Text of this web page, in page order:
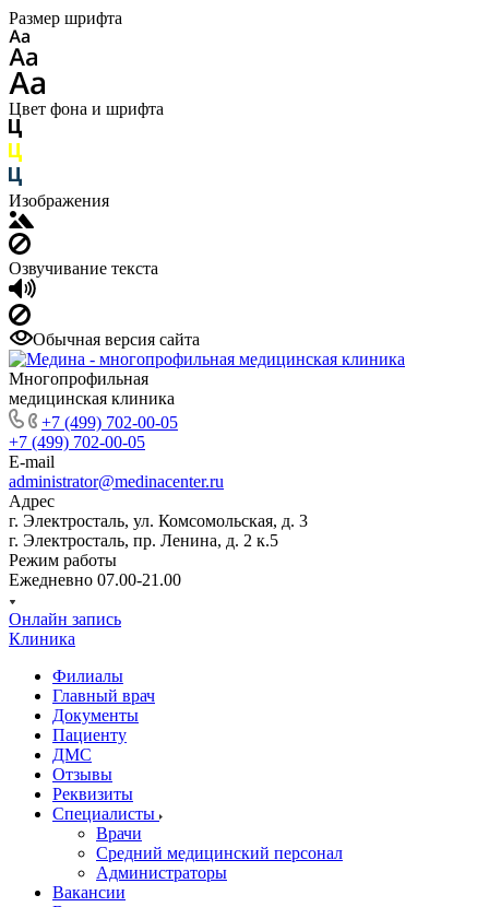
Размер шрифта
Цвет фона и шрифта
Изображения
Озвучивание текста
Обычная версия сайта
Многопрофильная
медицинская клиника
+7 (499) 702-00-05
+7 (499) 702-00-05
E-mail
administrator@medinacenter.ru
Адрес
г. Электросталь, ул. Комсомольская, д. 3
г. Электросталь, пр. Ленина, д. 2 к.5
Режим работы
Ежедневно 07.00-21.00
Онлайн запись
Клиника
Филиалы
Главный врач
Документы
Пациенту
ДМС
Отзывы
Реквизиты
Специалисты
Врачи
Средний медицинский персонал
Администраторы
Вакансии